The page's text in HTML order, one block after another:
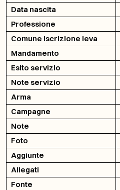
Data nascita
Professione
Comune iscrizione leva
Mandamento
Esito servizio
Note servizio
Arma
Campagne
Note
Foto
Aggiunte
Allegati
Fonte